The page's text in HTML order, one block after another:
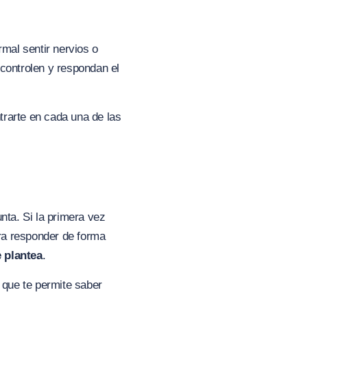
sentir nervios o
y respondan el
en cada una de las
Si la primera vez
responder de forma
plantea.
te permite saber